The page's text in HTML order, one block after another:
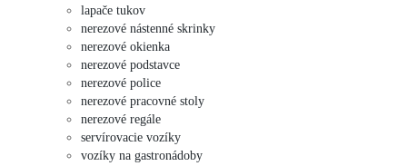
lapače tukov
nerezové nástenné skrinky
nerezové okienka
nerezové podstavce
nerezové police
nerezové pracovné stoly
nerezové regále
servírovacie vozíky
vozíky na gastronádoby